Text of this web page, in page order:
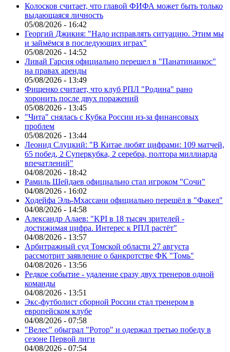
Колосков считает, что главой ФИФА может быть только
выдающаяся личность
05/08/2026 - 16:42
Георгий Джикия: "Надо исправлять ситуацию. Этим мы
и займёмся в последующих играх"
05/08/2026 - 14:52
Ливай Гарсия официально перешел в "Панатинаикос"
на правах аренды
05/08/2026 - 13:49
Фищенко считает, что клуб РПЛ "Родина" рано
хоронить после двух поражений
05/08/2026 - 13:45
"Чита" снялась с Кубка России из-за финансовых
проблем
05/08/2026 - 13:44
Леонид Слуцкий: "В Китае любят цифрами: 109 матчей,
65 побед, 2 Суперкубка, 2 серебра, полтора миллиарда
впечатлений"
04/08/2026 - 18:42
Рамиль Шейдаев официально стал игроком "Сочи"
04/08/2026 - 16:02
Ходейфа Эль-Мхассани официально перешёл в "Факел"
04/08/2026 - 14:58
Александр Алаев: "KPI в 18 тысяч зрителей -
достижимая цифра. Интерес к РПЛ растёт"
04/08/2026 - 13:57
Арбитражный суд Томской области 27 августа
рассмотрит заявление о банкротстве ФК "Томь"
04/08/2026 - 13:56
Редкое событие - удаление сразу двух тренеров одной
команды
04/08/2026 - 13:51
Экс-футболист сборной России стал тренером в
европейском клубе
04/08/2026 - 07:58
"Велес" обыграл "Ротор" и одержал третью победу в
сезоне Первой лиги
04/08/2026 - 07:54